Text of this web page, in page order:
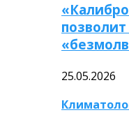
25.05.2026